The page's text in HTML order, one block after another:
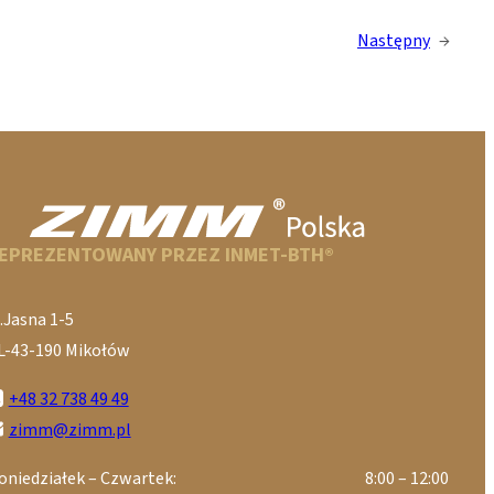
Następny →
PRZEZ INMET-BTH®
1-5
43-190 Mikołów
+48 32 738 49 49
zimm@zimm.pl
– Czwartek: 8:00 – 12:00